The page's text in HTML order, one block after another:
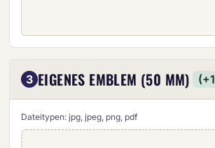
3 EIGENES EMBLEM (50 MM)
Dateitypen: jpg, jpeg, png, pdf